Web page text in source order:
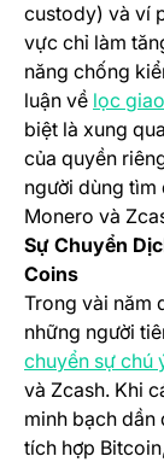
custody) và ví
vực chỉ làm
năng chống
luận về lọc
biệt là xung
của quyền
người dùng
Monero và
Sự Chuyển
Coins
Trong vài năm
những người
chuyển sự chú
và Zcash. Khi
minh bạch
tích hợp